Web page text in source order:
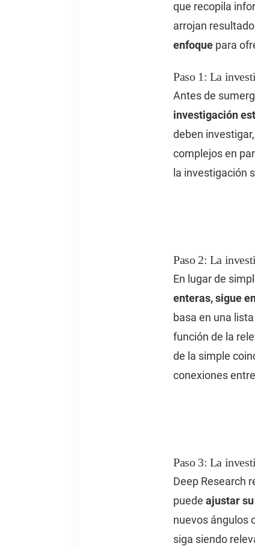
que recopila
arrojan
enfoque para
Paso 1: La
Antes de
investigación
deben
complejos en
la investigación
Paso 2: La
En lugar de
enteras, sigue
basa en una
función de la
de la simple
conexiones
Paso 3: La
Deep Research
puede ajustar
nuevos ángulos
siga siendo